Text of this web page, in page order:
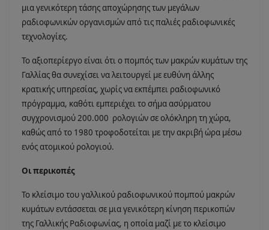
μια γενικότερη τάσης αποχώρησης των μεγάλων
ραδιοφωνικών οργανισμών από τις παλιές ραδιοφωνικές
τεχνολογίες.
Το αξιοπερίεργο είναι ότι ο πομπός των μακρών κυμάτων της
Γαλλίας θα συνεχίσει να λειτουργεί με ευθύνη άλλης
κρατικής υπηρεσίας, χωρίς να εκπέμπει ραδιοφωνικό
πρόγραμμα, καθότι εμπεριέχει το σήμα ασύρματου
συγχρονισμού 200.000 ρολογιών σε ολόκληρη τη χώρα,
καθώς από το 1980 τροφοδοτείται με την ακριβή ώρα μέσω
ενός ατομικού ρολογιού.
Οι περικοπές
Το κλείσιμο του γαλλικού ραδιοφωνικού πομπού μακρών
κυμάτων εντάσσεται σε μια γενικότερη κίνηση περικοπών
της Γαλλικής Ραδιοφωνίας, η οποία μαζί με το κλείσιμο